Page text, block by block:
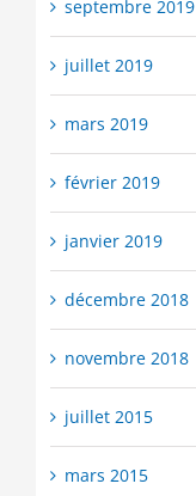
septembre 2019
juillet 2019
mars 2019
février 2019
janvier 2019
décembre 2018
novembre 2018
juillet 2015
mars 2015